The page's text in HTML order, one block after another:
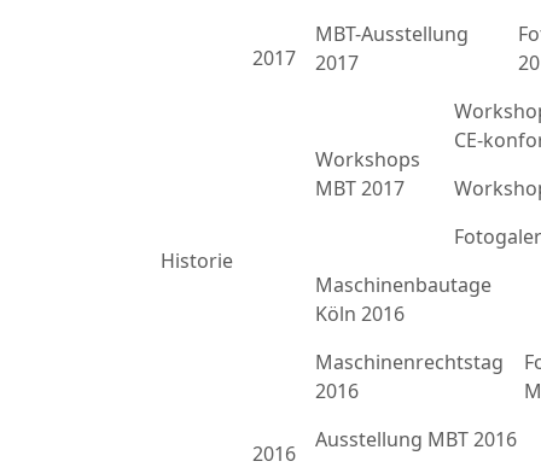
Historie
2017
MBT-Ausstellung
2017
Workshops
MBT 2017
CE-
2016
Maschinenbautage
Köln 2016
Maschinenrechtstag
2016
Ausstellung MBT 2016